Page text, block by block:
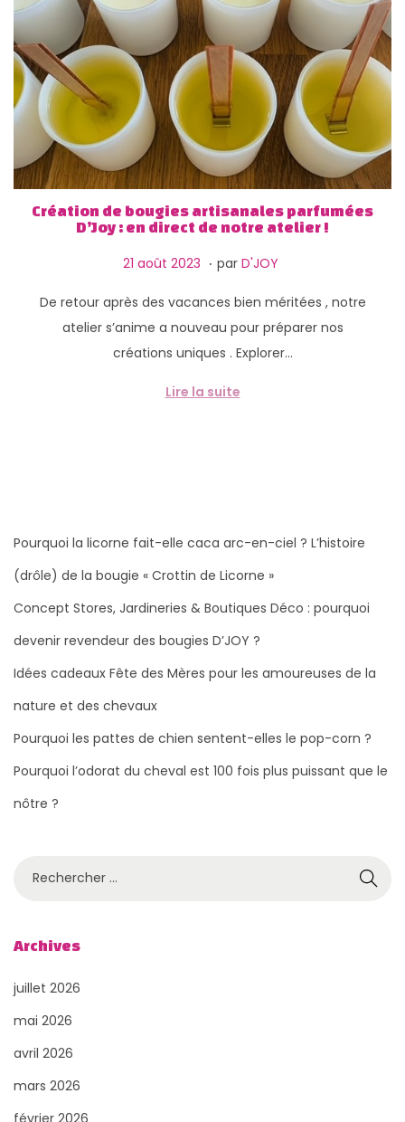
g
a
t
o
n
u
Création de bougies artisanales parfumées
D’Joy : en direct de notre atelier !
P
b
l
i
21 août 2023
f
é
v
r
2
. par D'JOY
De retour après des vacances bien méritées , notre
atelier s’anime a nouveau pour préparer nos
créations uniques . Explorer…
Lire la suite
Pourquoi la licorne fait-elle caca arc-en-ciel ? L’histoire
(drôle) de la bougie « Crottin de Licorne »
Concept Stores, Jardineries & Boutiques Déco : pourquoi
devenir revendeur des bougies D’JOY ?
Idées cadeaux Fête des Mères pour les amoureuses de la
nature et des chevaux
Pourquoi les pattes de chien sentent-elles le pop-corn ?
Pourquoi l’odorat du cheval est 100 fois plus puissant que le
nôtre ?
h
r
c
r
Archives
juillet 2026
mai 2026
avril 2026
mars 2026
février 2026